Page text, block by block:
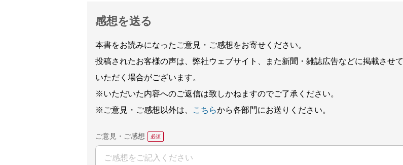
感想を送る
本書をお読みになったご意見・ご感想をお寄せください。
投稿されたお客様の声は、弊社ウェブサイト、また新聞・雑誌広告などに掲載させて
いただく場合がございます。
※いただいた内容へのご返信は致しかねますのでご了承ください。
※ご意見・ご感想以外は、
こちらから各部門にお送りください。
ご意見・ご感想